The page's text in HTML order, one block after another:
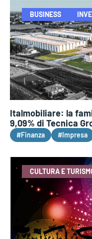
BUSINESS
Italmobiliare: la
9,09% di Tecnica
#Finanza #Impresa
CULTURA E